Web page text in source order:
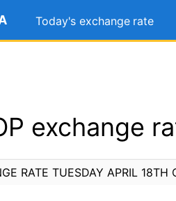
Today's exchange rate
exchange
RATE TUESDAY APRIL 18TH